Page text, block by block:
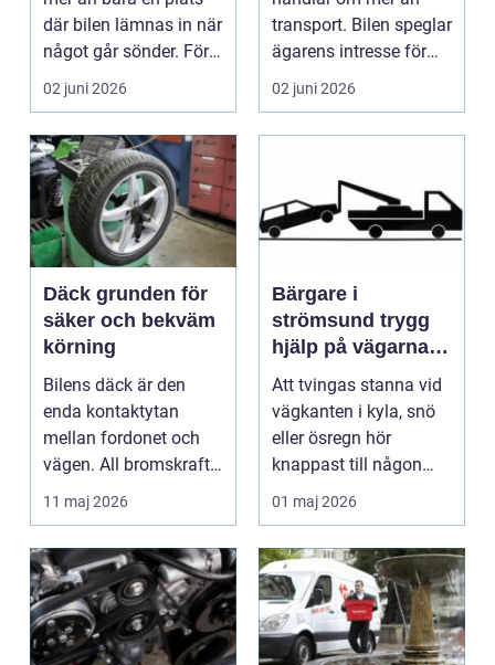
där bilen lämnas in när
något går sönder. För
många biläg...
02 juni 2026
transport. Bilen speglar
ägarens intresse för
teknik, histo...
02 juni 2026
Däck grunden för
säker och bekväm
körning
Bilens däck är den
enda kontaktytan
mellan fordonet och
vägen. All bromskraft,
styrning och accelera...
11 maj 2026
Bärgare i
strömsund trygg
hjälp på vägarna
året runt
Att tvingas stanna vid
vägkanten i kyla, snö
eller ösregn hör
knappast till någon
bilägares drömscen...
01 maj 2026